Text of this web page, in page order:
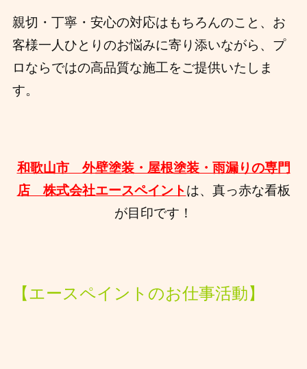
親切・丁寧・安心の対応はもちろんのこと、お
客様一人ひとりのお悩みに寄り添いながら、プ
ロならではの高品質な施工をご提供いたしま
す。
和歌山市 外壁塗装・屋根塗装・雨漏りの専門
店 株式会社エースペイントは、真っ赤な看板
が目印です！
【エースペイントのお仕事活動】